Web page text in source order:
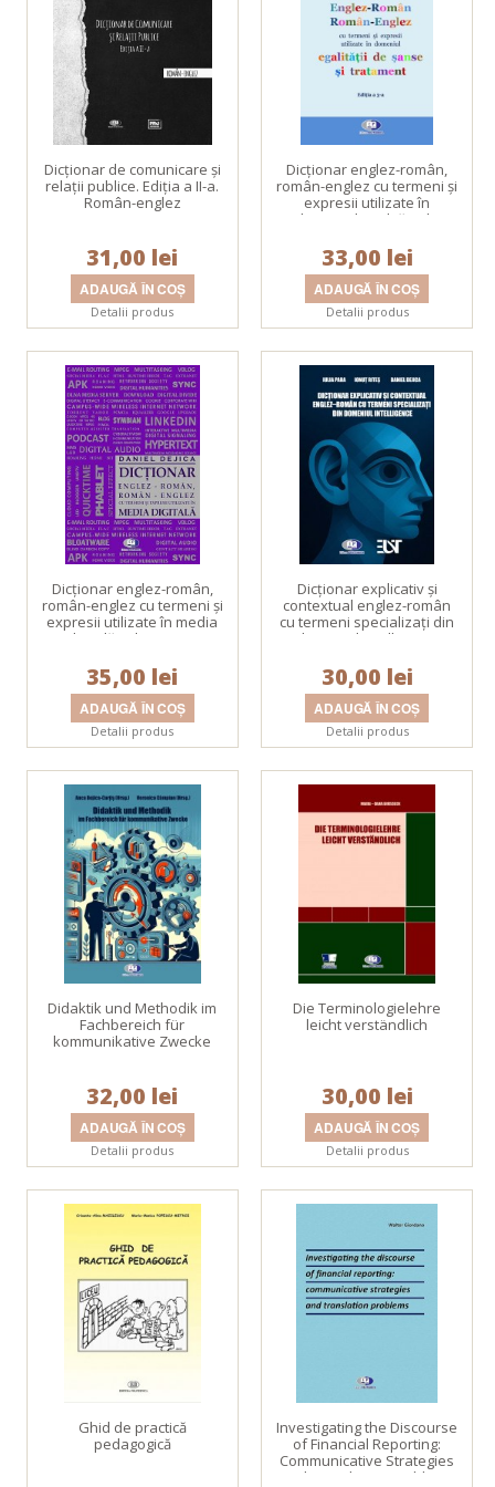
Dicţionar de comunicare şi
relaţii publice. Ediţia a II-a.
Român-englez
31,00 lei
Detalii produs
Dicţionar englez-român,
român-englez cu termeni şi
expresii utilizate în
domeniul egalității de
III-a
33,00 lei
Detalii produs
Dicţionar englez-român,
român-englez cu termeni şi
expresii utilizate în media
digitală. Ediţia a III-a
35,00 lei
Detalii produs
Dicţionar explicativ și
contextual englez-român
cu termeni specializați din
domeniul intelligence
30,00 lei
Detalii produs
Didaktik und Methodik im
Fachbereich für
kommunikative Zwecke
32,00 lei
Detalii produs
Die Terminologielehre
leicht verständlich
30,00 lei
Detalii produs
Ghid de practică
pedagogică
Investigating the Discourse
of Financial Reporting:
Communicative Strategies
and Translation Problems